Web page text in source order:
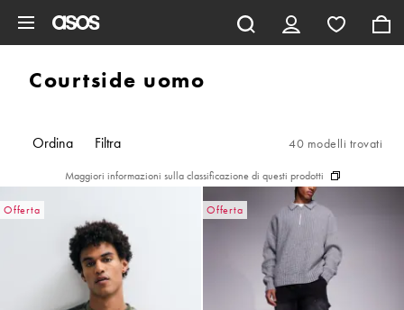
Courtside uomo
Ordina Filtra 40 modelli trovati
Maggiori informazioni sulla classificazione di questi prodotti
Offerta Offerta